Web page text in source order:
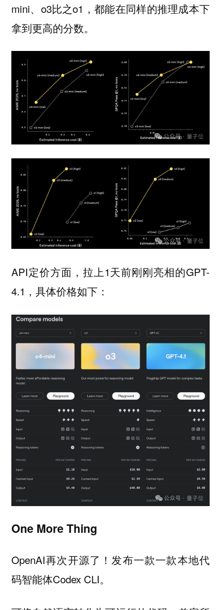
mini、o3比之o1，都能在同样的推理成本下
拿到更高的分数。
API定价方面，拉上1天前刚刚亮相的GPT-
4.1，具体价格如下：
One More Thing
OpenAI再次开源了！发布一款一款本地代
码智能体Codex CLI。